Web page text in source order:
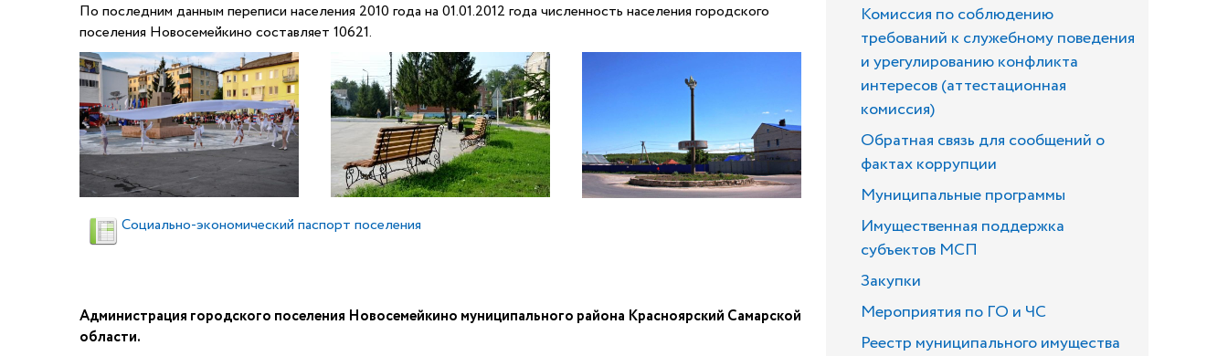
По последним данным переписи населения 2010 года на 01.01.2012 года численность населения городского
поселения Новосемейкино составляет 10621.
Социально-экономический паспорт поселения
Администрация городского поселения Новосемейкино муниципального района Красноярский Самарской
области.
Комиссия по соблюдению
требований к служебному поведения
и урегулированию конфликта
интересов (аттестационная
комиссия)
Обратная связь для сообщений о
фактах коррупции
Муниципальные программы
Имущественная поддержка
субъектов МСП
Закупки
Мероприятия по ГО и ЧС
Реестр муниципального имущества